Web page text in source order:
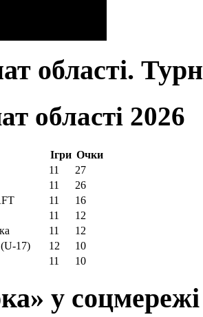
області.
області 2026
Ігри Очки
11
27
11
26
11
16
11
12
11
12
(U-17) 12
10
11 10
у